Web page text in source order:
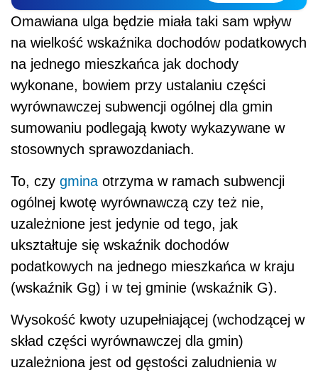
Omawiana ulga będzie miała taki sam wpływ
na wielkość wskaźnika dochodów podatkowych
na jednego mieszkańca jak dochody
wykonane, bowiem przy ustalaniu części
wyrównawczej subwencji ogólnej dla gmin
sumowaniu podlegają kwoty wykazywane w
stosownych sprawozdaniach.
To, czy gmina otrzyma w ramach subwencji
ogólnej kwotę wyrównawczą czy też nie,
uzależnione jest jedynie od tego, jak
ukształtuje się wskaźnik dochodów
podatkowych na jednego mieszkańca w kraju
(wskaźnik Gg) i w tej gminie (wskaźnik G).
Wysokość kwoty uzupełniającej (wchodzącej w
skład części wyrównawczej dla gmin)
uzależniona jest od gęstości zaludnienia w